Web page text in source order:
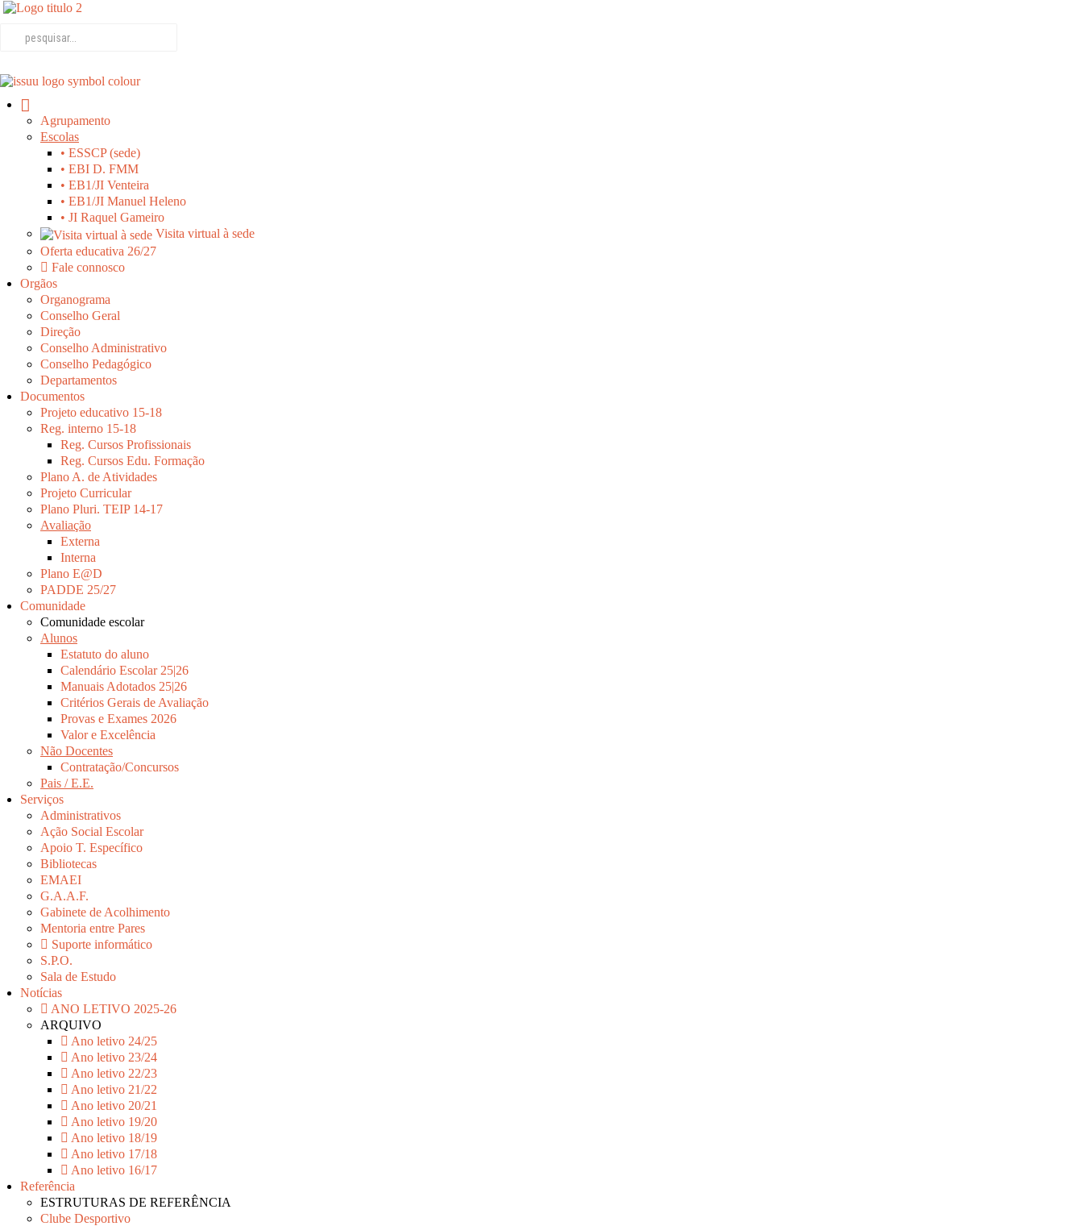
Agrupamento
Escolas
• ESSCP (sede)
• EBI D. FMM
• EB1/JI Venteira
• EB1/JI Manuel Heleno
• JI Raquel Gameiro
Visita virtual à sede
Oferta educativa 26/27
Fale connosco
Orgãos
Organograma
Conselho Geral
Direção
Conselho Administrativo
Conselho Pedagógico
Departamentos
Documentos
Projeto educativo 15-18
Reg. interno 15-18
Reg. Cursos Profissionais
Reg. Cursos Edu. Formação
Plano A. de Atividades
Projeto Curricular
Plano Pluri. TEIP 14-17
Avaliação
Externa
Interna
Plano E@D
PADDE 25/27
Comunidade
Comunidade escolar
Alunos
Estatuto do aluno
Calendário Escolar 25|26
Manuais Adotados 25|26
Critérios Gerais de Avaliação
Provas e Exames 2026
Valor e Excelência
Não Docentes
Contratação/Concursos
Pais / E.E.
Serviços
Administrativos
Ação Social Escolar
Apoio T. Específico
Bibliotecas
EMAEI
G.A.A.F.
Gabinete de Acolhimento
Mentoria entre Pares
Suporte informático
S.P.O.
Sala de Estudo
Notícias
ANO LETIVO 2025-26
ARQUIVO
Ano letivo 24/25
Ano letivo 23/24
Ano letivo 22/23
Ano letivo 21/22
Ano letivo 20/21
Ano letivo 19/20
Ano letivo 18/19
Ano letivo 17/18
Ano letivo 16/17
Referência
ESTRUTURAS DE REFERÊNCIA
Clube Desportivo